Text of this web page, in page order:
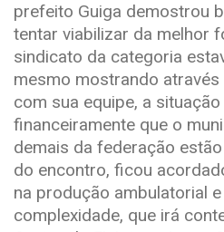
prefeito Guiga demostrou
tentar viabilizar da melhor
sindicato da categoria
mesmo mostrando
com sua equipe, a
financeiramente que o
demais da federação
do encontro, ficou
na produção ambulatorial
complexidade, que irá